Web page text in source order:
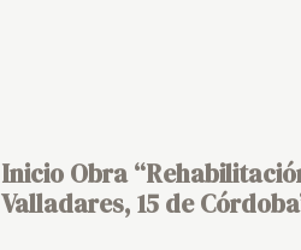
Inicio Obra
Valladares, 15 de